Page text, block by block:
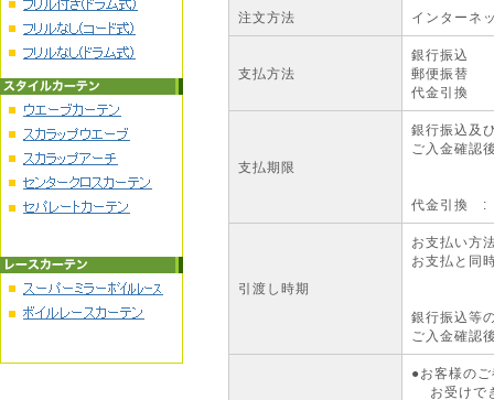
注文方法 インターネ
支払方法
銀行振込
郵便振替
代金引換
支払期限
銀行振込及
ご入金確認
代金引換 :
引渡し時期
お支払い
お支払と同
銀行振込
ご入金確認
●お客様の
お受け